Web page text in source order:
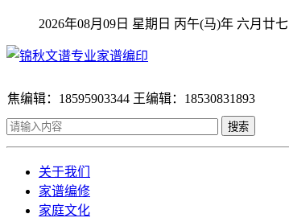
2026年08月09日 星期日 丙午(马)年 六月廿七
焦编辑：18595903344 王编辑：18530831893
搜索
关于我们
家谱编修
家庭文化